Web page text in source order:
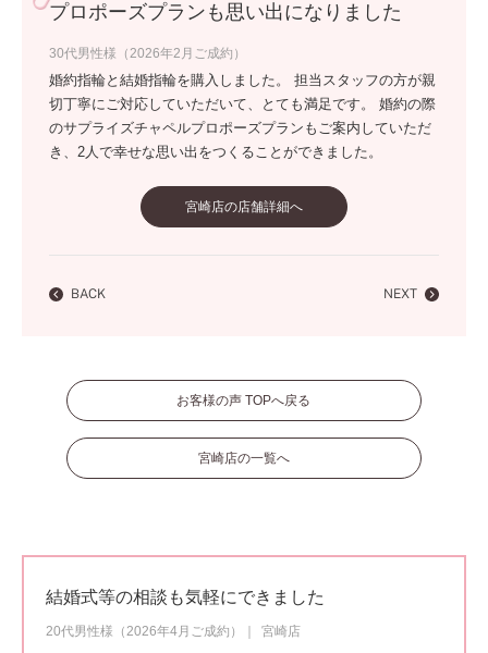
プロポーズプランも思い出になりました
30代男性様（2026年2月ご成約）
婚約指輪と結婚指輪を購入しました。 担当スタッフの方が親
切丁寧にご対応していただいて、とても満足です。 婚約の際
のサプライズチャペルプロポーズプランもご案内していただ
き、2人で幸せな思い出をつくることができました。
宮崎店の店舗詳細へ
BACK NEXT
お客様の声 TOPへ戻る
宮崎店の一覧へ
結婚式等の相談も気軽にできました
20代男性様（2026年4月ご成約）
宮崎店